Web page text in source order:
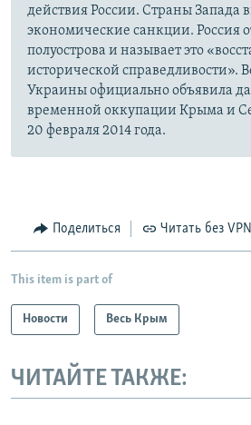
действия России. Страны Запада
экономические санкции. Россия
полуострова и называет это
исторической справедливости».
Украины официально объявила
временной оккупации Крыма и
20 февраля 2014 года.
Поделиться Читать без VPN
This item is part of
Новости Весь Крым
ЧИТАЙТЕ ТАКЖЕ: